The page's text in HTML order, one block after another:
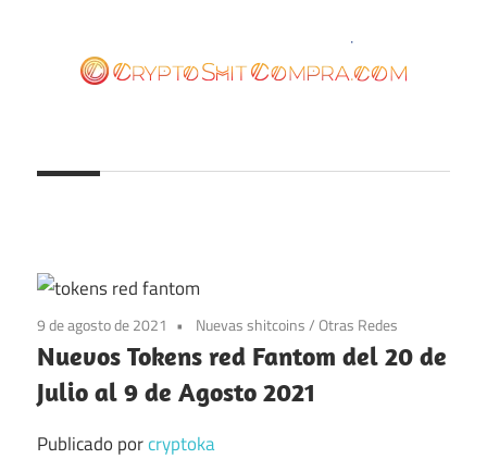
contenido
9 de agosto de 2021 Nuevas shitcoins/Otras Redes
Nuevos Tokens red Fantom del 20 de
Julio al 9 de Agosto 2021
Publicado porcryptoka